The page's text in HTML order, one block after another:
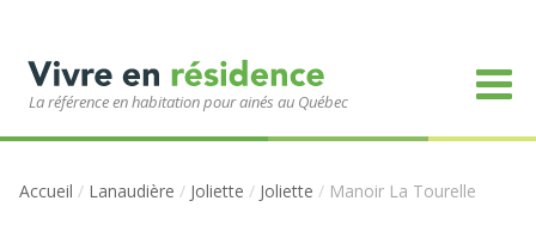
La référence en habitation pour ainés au Québec
Accueil / Lanaudière / Joliette / Joliette / Manoir La Tourelle